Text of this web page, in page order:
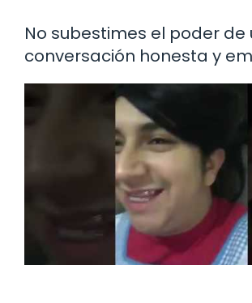
No subestimes el poder de
conversación honesta y